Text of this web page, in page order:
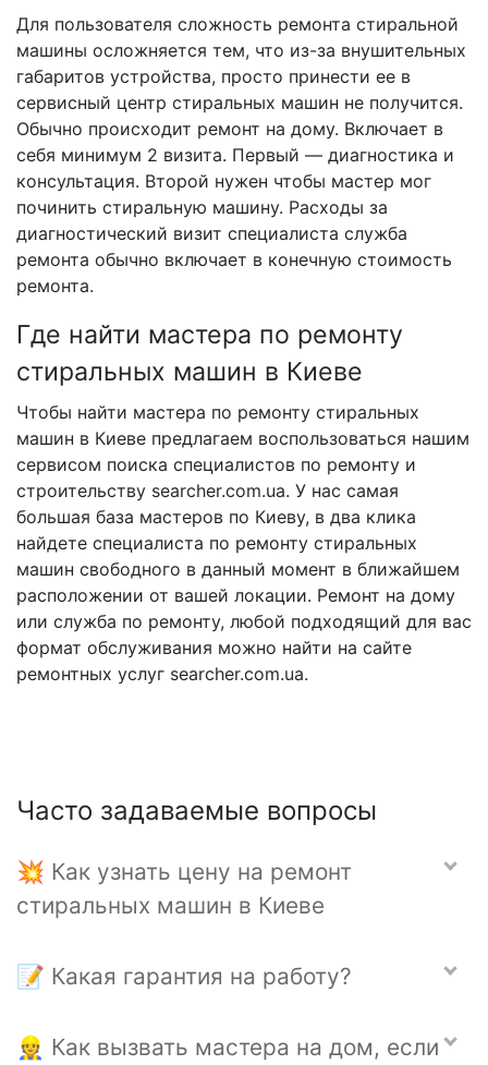
Для пользователя сложность ремонта стиральной
машины осложняется тем, что из-за внушительных
габаритов устройства, просто принести ее в
сервисный центр стиральных машин не получится.
Обычно происходит ремонт на дому. Включает в
себя минимум 2 визита. Первый — диагностика и
консультация. Второй нужен чтобы мастер мог
починить стиральную машину. Расходы за
диагностический визит специалиста служба
ремонта обычно включает в конечную стоимость
ремонта.
Где найти мастера по ремонту
стиральных машин в Киеве
Чтобы найти мастера по ремонту стиральных
машин в Киеве предлагаем воспользоваться нашим
сервисом поиска специалистов по ремонту и
строительству searcher.com.ua. У нас самая
большая база мастеров по Киеву, в два клика
найдете специалиста по ремонту стиральных
машин свободного в данный момент в ближайшем
расположении от вашей локации. Ремонт на дому
или служба по ремонту, любой подходящий для вас
формат обслуживания можно найти на сайте
ремонтных услуг searcher.com.ua.
Часто задаваемые вопросы
💥 Как узнать цену на ремонт
стиральных машин в Киеве
📝 Какая гарантия на работу?
👷 Как вызвать мастера на дом, если